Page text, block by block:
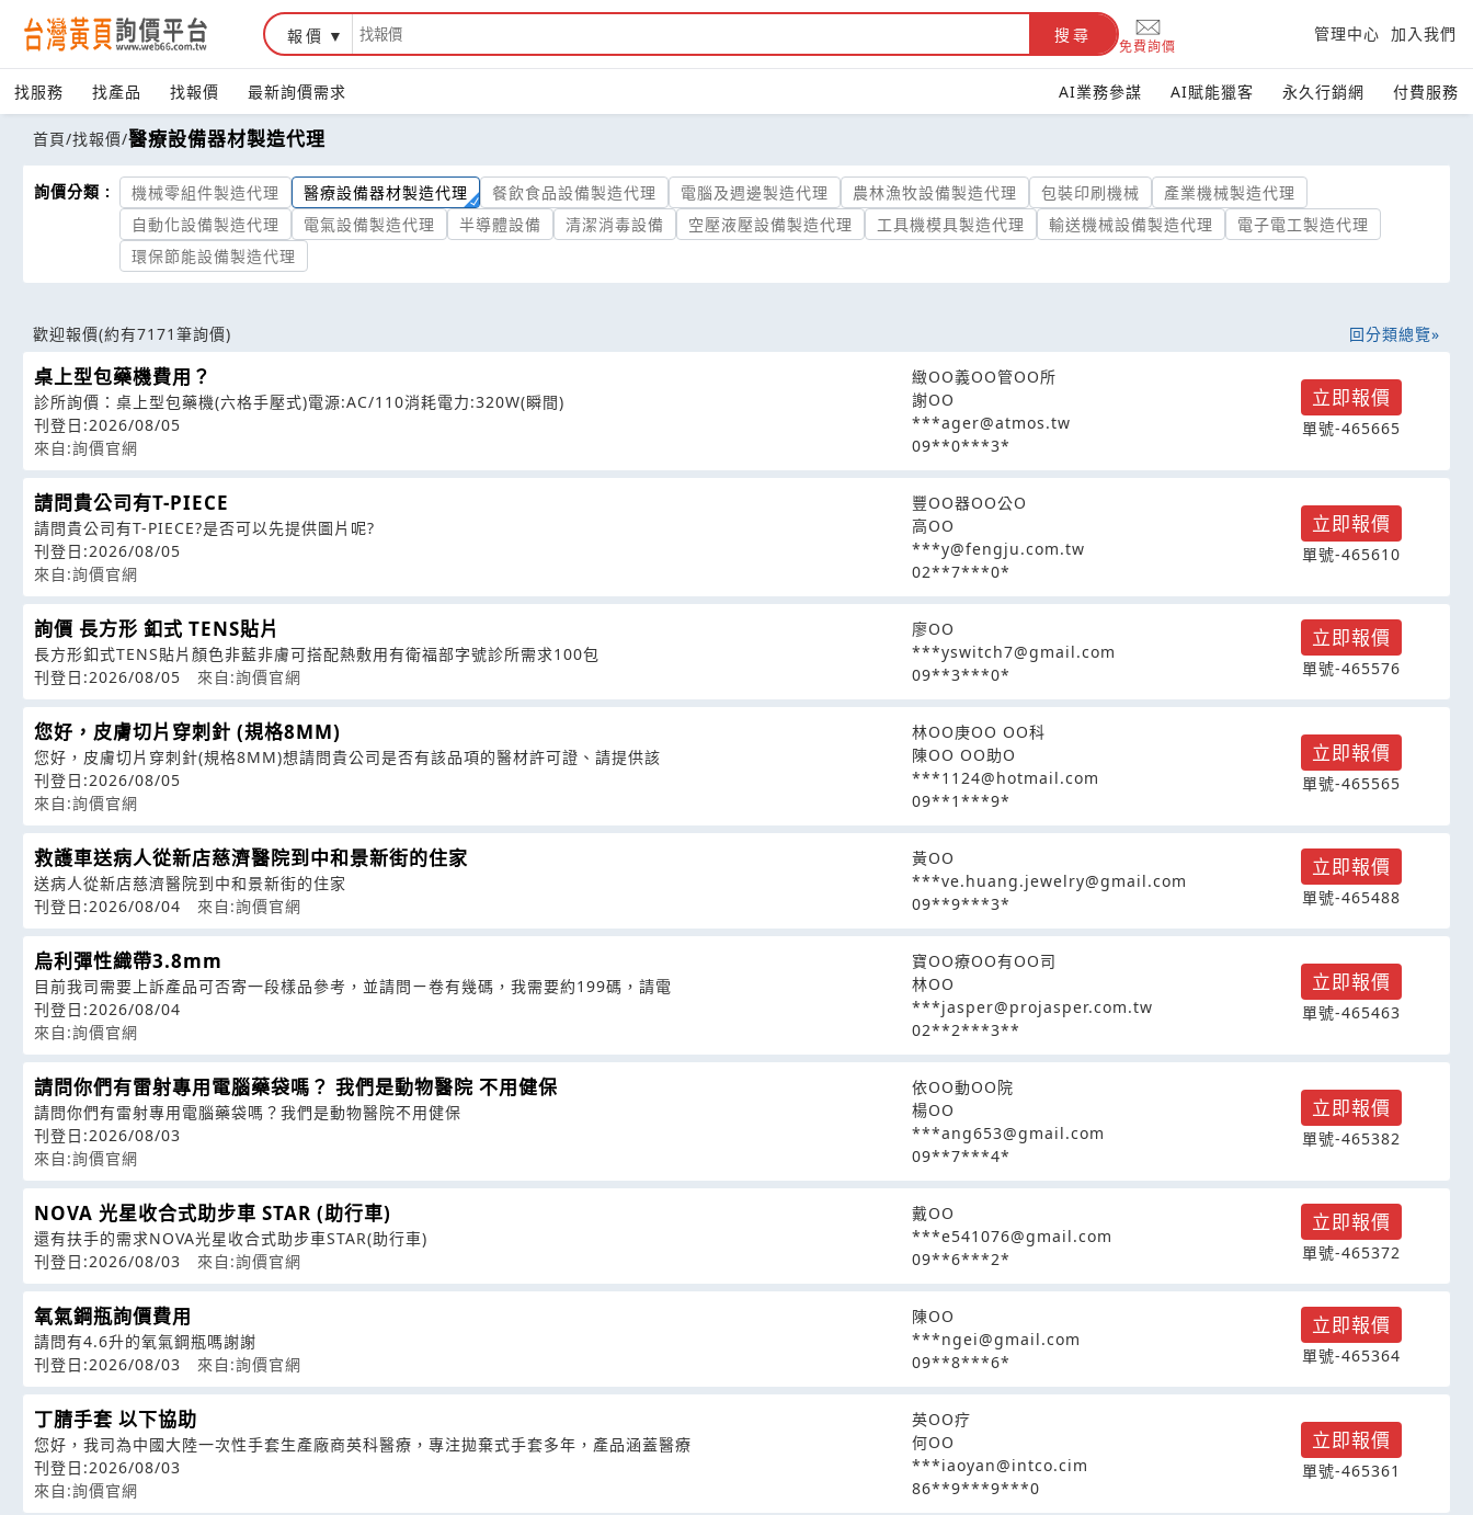
報價 搜尋
免費詢價
管理中心 加入我們
找服務 找產品 找報價 最新詢價需求 AI業務參謀 AI賦能獵客 永久行銷網 付費服務
首頁/找報價/醫療設備器材製造代理
詢價分類 : 機械零組件製造代理 醫療設備器材製造代理 餐飲食品設備製造代理 電腦及週邊製造代理 農林漁牧設備製造代理 包裝印刷機械
產業機械製造代理
自動化設備製造代理
電氣設備製造代理 半導體設備 清潔消毒設備 空壓液壓設備製造代理 工具機模具製造代理 輸送機械設備製造代理
電子電工製造代理
環保節能設備製造代理
歡迎報價(約有7171筆詢價) 回分類總覽
桌上型包藥機費用？
診所詢價：桌上型包藥機(六格手壓式)電源:AC/110消耗電力:320W(瞬間)
刊登日:2026/08/05
來自:詢價官網
緻OO義OO管OO所
謝OO
***ager@atmos.tw
09**0***3*
立即報價
單號-465665
請問貴公司有T-PIECE
請問貴公司有T-PIECE?是否可以先提供圖片呢?
刊登日:2026/08/05
來自:詢價官網
豐OO器OO公O
高OO
***y@fengju.com.tw
02**7***0*
立即報價
單號-465610
詢價 長方形 釦式 TENS貼片
長方形釦式TENS貼片顏色非藍非膚可搭配熱敷用有衛福部字號診所需求100包
刊登日:2026/08/05
來自:詢價官網
廖OO
***yswitch7@gmail.com
09**3***0*
立即報價
單號-465576
您好，皮膚切片穿刺針 (規格8MM)
您好，皮膚切片穿刺針(規格8MM)想請問貴公司是否有該品項的醫材許可證、請提供該
刊登日:2026/08/05
來自:詢價官網
林OO庚OO OO科
陳OO OO助O
***1124@hotmail.com
09**1***9*
立即報價
單號-465565
救護車送病人從新店慈濟醫院到中和景新街的住家
送病人從新店慈濟醫院到中和景新街的住家
刊登日:2026/08/04
來自:詢價官網
黃OO
***ve.huang.jewelry@gmail.com
09**9***3*
立即報價
單號-465488
烏利彈性織帶3.8mm
目前我司需要上訴產品可否寄一段樣品參考，並請問ㄧ卷有幾碼，我需要約199碼，請電
刊登日:2026/08/04
來自:詢價官網
寶OO療OO有OO司
林OO
***jasper@projasper.com.tw
02**2***3**
立即報價
單號-465463
請問你們有雷射專用電腦藥袋嗎？ 我們是動物醫院 不用健保
請問你們有雷射專用電腦藥袋嗎？我們是動物醫院不用健保
刊登日:2026/08/03
來自:詢價官網
依OO動OO院
楊OO
***ang653@gmail.com
09**7***4*
立即報價
單號-465382
NOVA 光星收合式助步車 STAR (助行車)
還有扶手的需求NOVA光星收合式助步車STAR(助行車)
刊登日:2026/08/03
來自:詢價官網
戴OO
***e541076@gmail.com
09**6***2*
立即報價
單號-465372
氧氣鋼瓶詢價費用
請問有4.6升的氧氣鋼瓶嗎謝謝
刊登日:2026/08/03
來自:詢價官網
陳OO
***ngei@gmail.com
09**8***6*
立即報價
單號-465364
丁腈手套 以下協助
您好，我司為中國大陸一次性手套生產廠商英科醫療，專注拋棄式手套多年，產品涵蓋醫療
刊登日:2026/08/03
來自:詢價官網
英OO疗
何OO
***iaoyan@intco.cim
86**9***9***0
立即報價
單號-465361